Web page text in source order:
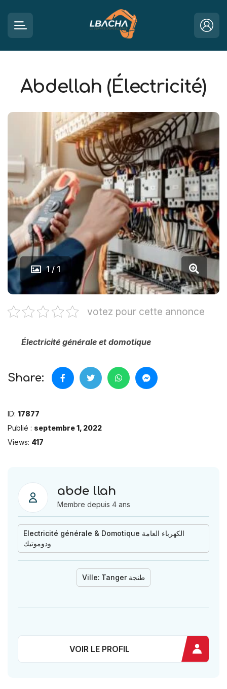
Abdellah (Électricité)
1 / 1
votez pour cette annonce
Électricité générale et domotique
Share:
ID: 17877
Publié : septembre 1, 2022
Views: 417
abde llah
Membre depuis 4 ans
Electricité générale & Domotique الكهرباء العامة
ودوموتيك
Ville: Tanger طنجة
VOIR LE PROFIL